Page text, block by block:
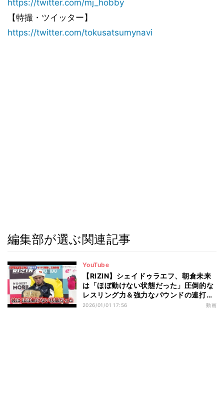
https://twitter.com/mj_hobby
【特撮・ツイッター】
https://twitter.com/tokusatsumynavi
編集部が選ぶ関連記事
YouTube
【RIZIN】シェイドゥラエフ、朝倉未来
は「ほぼ動けない状態だった」圧倒的な
レスリング力＆強力なパウンドの連打で
王座防衛
2026/01/01 17:56 動画